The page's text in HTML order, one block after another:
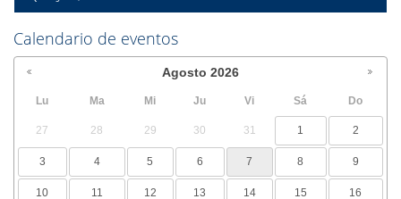
Calendario de eventos
Agosto 2026
Lu Ma Mi Ju Vi Sá Do
27 28 29 30 31 1 2
3 4 5 6 7 8 9
10 11 12 13 14 15 16